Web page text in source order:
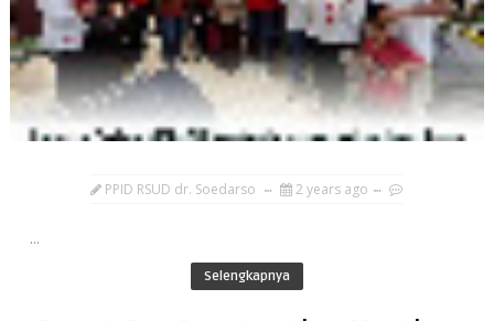
PPID RSUD dr. Soedarso 2 years ago
...
Selengkapnya